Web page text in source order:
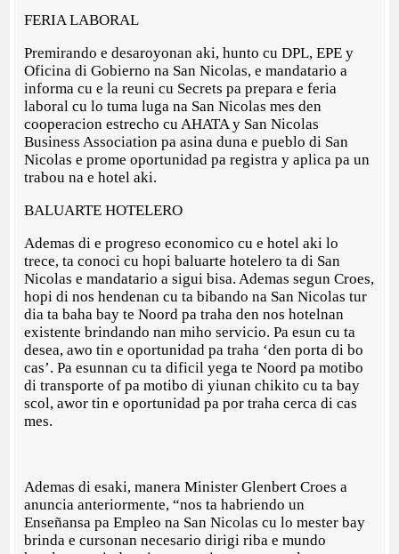
FERIA LABORAL
Premirando e desaroyonan aki, hunto cu DPL, EPE y
Oficina di Gobierno na San Nicolas, e mandatario a
informa cu e la reuni cu Secrets pa prepara e feria
laboral cu lo tuma luga na San Nicolas mes den
cooperacion estrecho cu AHATA y San Nicolas
Business Association pa asina duna e pueblo di San
Nicolas e prome oportunidad pa registra y aplica pa un
trabou na e hotel aki.
BALUARTE HOTELERO
Ademas di e progreso economico cu e hotel aki lo
trece, ta conoci cu hopi baluarte hotelero ta di San
Nicolas e mandatario a sigui bisa. Ademas segun Croes,
hopi di nos hendenan cu ta bibando na San Nicolas tur
dia ta baha bay te Noord pa traha den nos hotelnan
existente brindando nan miho servicio. Pa esun cu ta
desea, awo tin e oportunidad pa traha ‘den porta di bo
cas’. Pa esunnan cu ta dificil yega te Noord pa motibo
di transporte of pa motibo di yiunan chikito cu ta bay
scol, awor tin e oportunidad pa por traha cerca di cas
mes.
Ademas di esaki, manera Minister Glenbert Croes a
anuncia anteriormente, “nos ta habriendo un
Enseñansa pa Empleo na San Nicolas cu lo mester bay
brinda e cursonan necesario dirigi riba e mundo